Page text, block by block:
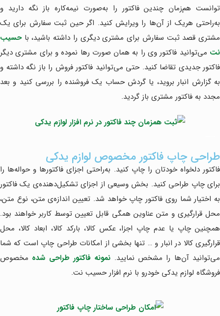
توانست هم‌زمان چندین فاکتور را به‌صورت نیمه‌کاره باز نگه دارید و
به‌راحتی هر‌یک از آن‌ها را ویرایش کنید. اگر حین ثبت سفارش برای یک
مشتری قصد ثبت سفارش برای مشتری دیگری را داشته باشید، باحسیب
نت می‌توانید فاکتور وی را به همان صورت رها نموده و برای مشتری دیگر
فاکتور جدیدی تقاضا کنید. حتی می‌توانید فاکتور فروش را باز نگه داشته و
به گزارش انبار بروید، یا گردش حساب یک فروشنده را بررسی کنید و بعد
مجدد به فاکتور مشتری باز گردید.
طراحی چاپ فاکتور مخصوص لوازم یدکی
فاکتور دلخواه خودتان را چاپ کنید. به‌راحتی اجزای فاکتورها و حواله‌ها را
برای چاپ طراحی کنید. بخش وسیعی از اجزای تشکیل‌دهنده‌ی یک فاکتور
به اختیار شما روی فاکتور چاپ خواهد شد. تعیین اندازه‌ی متن، نوع متن،
محل قرارگیری و متن عناوین همگی قابل تعیین توسط کاربر خواهند بود.
همچنین چاپ یا عدم چاپ اجزا، عکس کالا، بارکد کالا، ابعاد کالا، محل
قرارگیری کالا در انبار و … تنها بخشی از امکانات طراحی چاپ است که شما
می‌توانید آن‌ها را مشخص نمایید. نمونه فاکتور طراحی شده مخصوص
فروشگاه لوازم یدکی خودرو با نرم افزار حسیب نت.